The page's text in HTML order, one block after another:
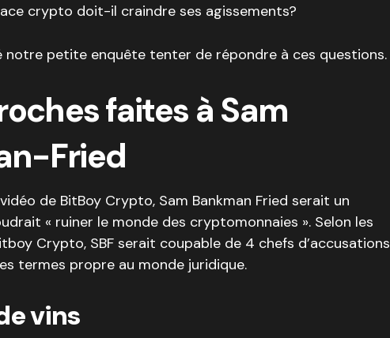
crypto doit-il craindre ses agissements?
notre petite enquête tenter de répondre à ces questions.
faites à Sam
Fried
de BitBoy Crypto, Sam Bankman Fried serait un
« ruiner le monde des cryptomonnaies ». Selon les
Crypto, SBF serait coupable de 4 chefs d’accusations
termes propre au monde juridique.
vins